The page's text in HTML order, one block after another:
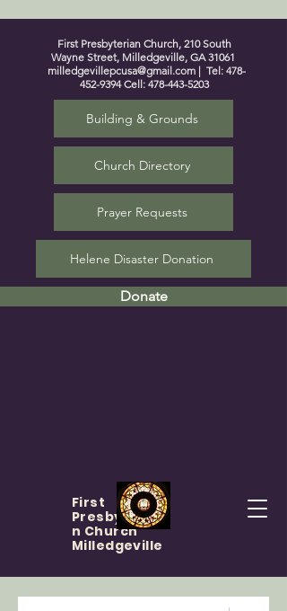
First Presbyterian Church, 210 South
Wayne Street, Milledgeville, GA 31061
milledgevillepcusa@gmail.com | Tel: 478-
452-9394Cell: 478-443-5203
Building & Grounds
Church Directory
Prayer Requests
Helene Disaster Donation
Donate
First
Presbyteria
n Church
Milledgeville